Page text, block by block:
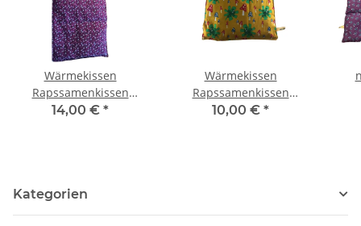
Wärmekissen
Rapssamenkissen
rechteckig "rosa
14,00 € *
Wärmekissen
Rapssamenkissen
quadratisch "Frösche,
10,00 € *
Kategorien